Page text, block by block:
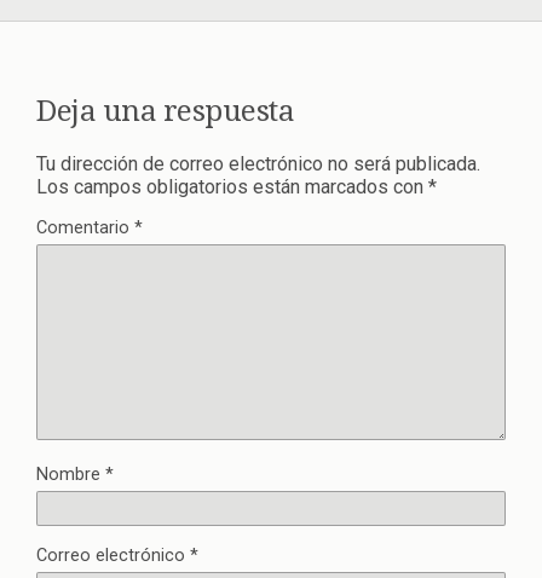
Deja una respuesta
Tu dirección de correo electrónico no será publicada.
Los campos obligatorios están marcados con *
Comentario *
Nombre *
Correo electrónico *